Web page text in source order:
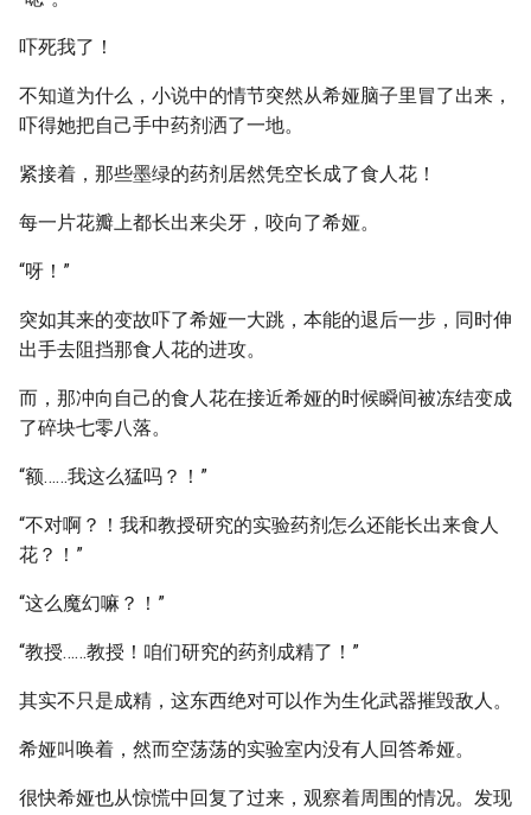
吓死我了！
不知道为什么，小说中的情节突然从希娅脑子里冒了出来，
吓得她把自己手中药剂洒了一地。
紧接着，那些墨绿的药剂居然凭空长成了食人花！
每一片花瓣上都长出来尖牙，咬向了希娅。
“呀！”
突如其来的变故吓了希娅一大跳，本能的退后一步，同时伸
出手去阻挡那食人花的进攻。
而，那冲向自己的食人花在接近希娅的时候瞬间被冻结变成
了碎块七零八落。
“额……我这么猛吗？！”
“不对啊？！我和教授研究的实验药剂怎么还能长出来食人
花？！”
“这么魔幻嘛？！”
“教授……教授！咱们研究的药剂成精了！”
其实不只是成精，这东西绝对可以作为生化武器摧毁敌人。
希娅叫唤着，然而空荡荡的实验室内没有人回答希娅。
很快希娅也从惊慌中回复了过来，观察着周围的情况。发现